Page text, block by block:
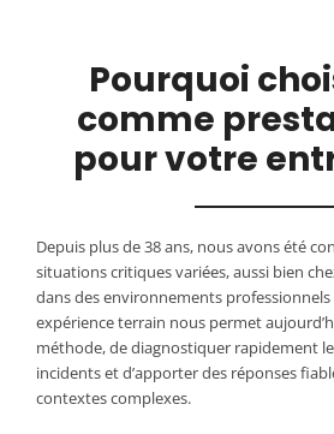
Pourquoi
comme
pour votre
Depuis plus de 38 ans, nous avons été
situations critiques variées, aussi bien
dans des environnements professionnels
expérience terrain nous permet
méthode, de diagnostiquer rapidement
incidents et d’apporter des réponses
contextes complexes.